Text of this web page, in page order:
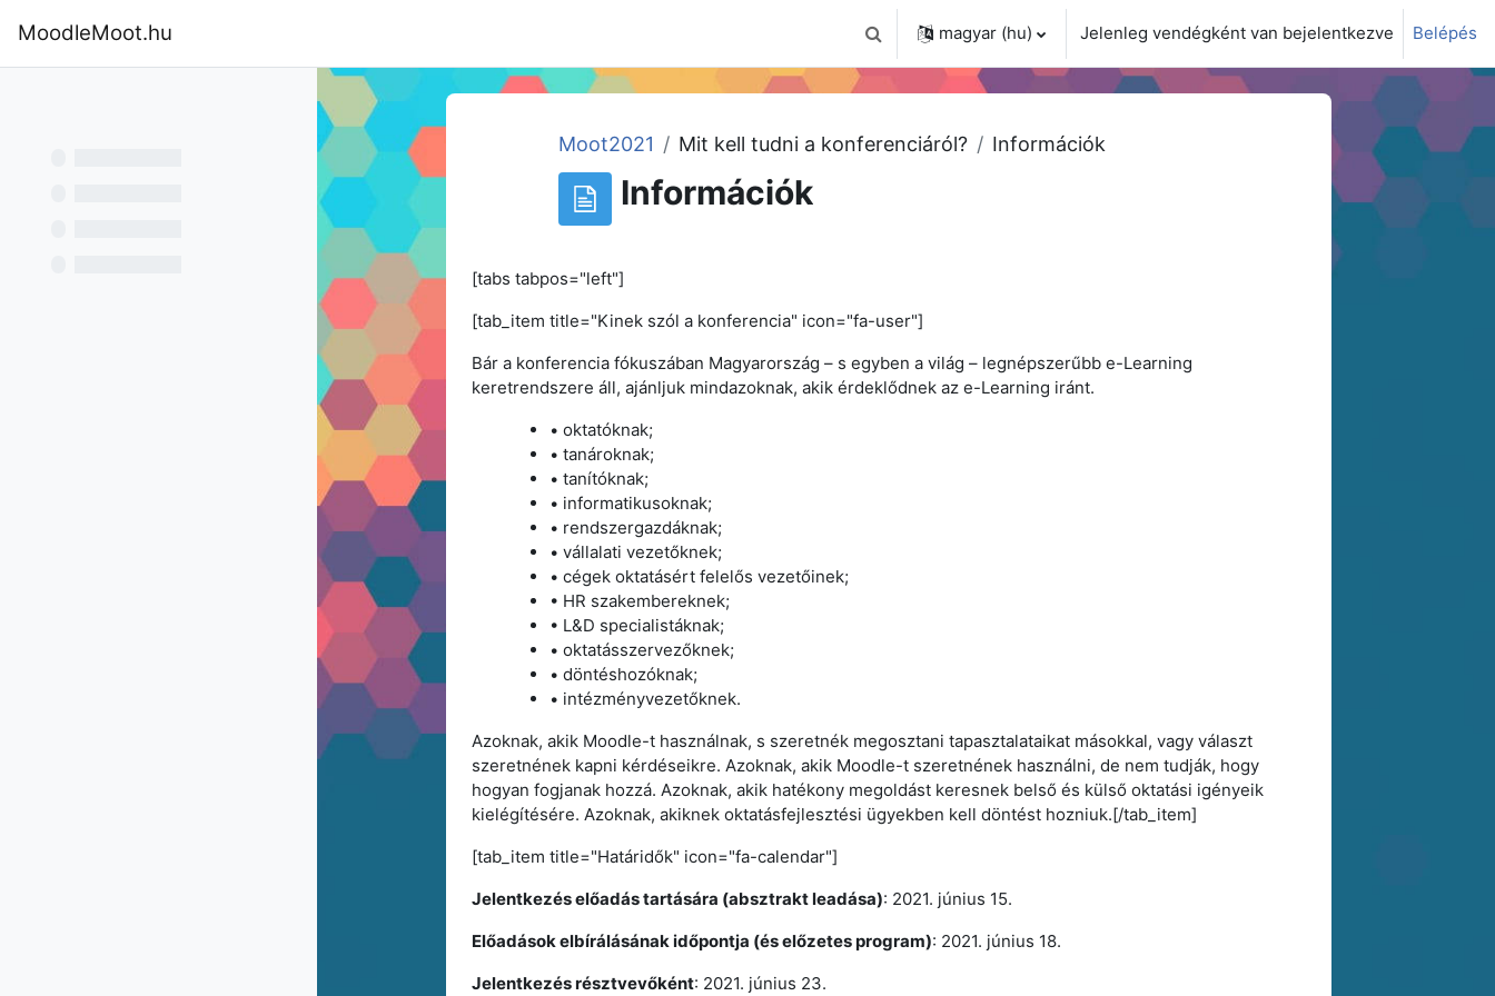
MoodleMoot.hu Keresési bemeneti adatok váltása
magyar ‎(hu)‎ Jelenleg vendégként van bejelentkezve Belépés
Moot2021 Mit kell tudni a konferenciáról? Információk
Információk
[tabs tabpos="left"]
[tab_item title="Kinek szól a konferencia" icon="fa-user"]
Bár a konferencia fókuszában Magyarország – s egyben a világ – legnépszerűbb e-Learning
keretrendszere áll, ajánljuk mindazoknak, akik érdeklődnek az e-Learning iránt.
• oktatóknak;
• tanároknak;
• tanítóknak;
• informatikusoknak;
• rendszergazdáknak;
• vállalati vezetőknek;
• cégek oktatásért felelős vezetőinek;
• HR szakembereknek;
• L&D specialistáknak;
• oktatásszervezőknek;
• döntéshozóknak;
• intézményvezetőknek.
Azoknak, akik Moodle-t használnak, s szeretnék megosztani tapasztalataikat másokkal, vagy választ
szeretnének kapni kérdéseikre. Azoknak, akik Moodle-t szeretnének használni, de nem tudják, hogy
hogyan fogjanak hozzá. Azoknak, akik hatékony megoldást keresnek belső és külső oktatási igényeik
kielégítésére. Azoknak, akiknek oktatásfejlesztési ügyekben kell döntést hozniuk.[/tab_item]
[tab_item title="Határidők" icon="fa-calendar"]
Jelentkezés előadás tartására (absztrakt leadása): 2021. június 15.
Előadások elbírálásának időpontja (és előzetes program): 2021. június 18.
Jelentkezés résztvevőként: 2021. június 23.